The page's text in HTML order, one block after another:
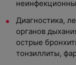
Диагностика,
органов
острые
тонзиллиты,